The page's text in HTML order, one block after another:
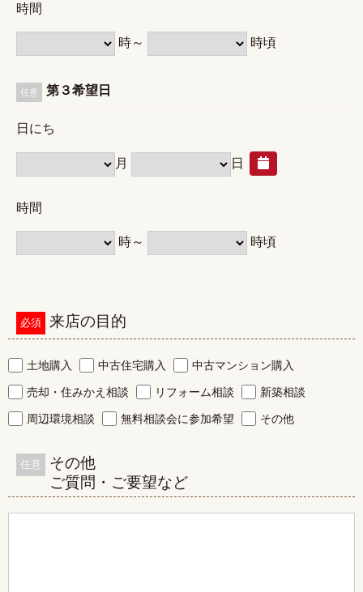
時間
時～ 時頃
任意 第３希望日
日にち
月 日
時間
時～ 時頃
必須 来店の目的
土地購入 中古住宅購入 中古マンション購入
売却・住みかえ相談 リフォーム相談 新築相談
周辺環境相談 無料相談会に参加希望 その他
任意
その他
ご質問・ご要望など